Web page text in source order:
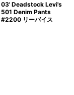
03' Deadstock Levi's
501 Denim Pants
#2200 リーバイス